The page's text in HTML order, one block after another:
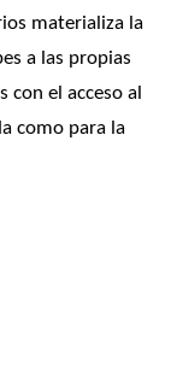
materializa la
a las propias
con el acceso al
como para la